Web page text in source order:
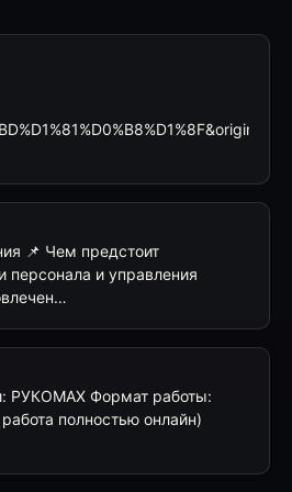
📌 Чем предстоит
и управления
РУКОМАХ Формат работы:
полностью онлайн)